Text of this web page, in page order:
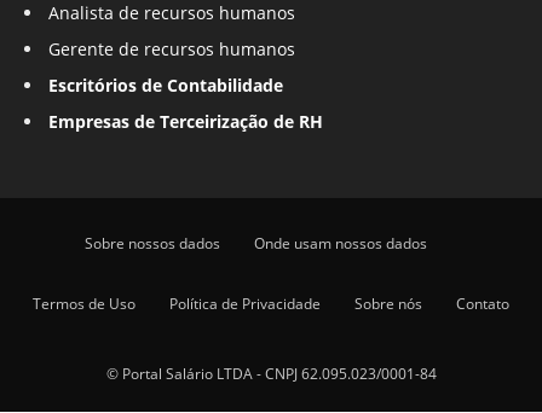
Analista de recursos humanos
Gerente de recursos humanos
Escritórios de Contabilidade
Empresas de Terceirização de RH
Sobre nossos dados Onde usam nossos dados
Termos de Uso Política de Privacidade Sobre nós Contato
© Portal Salário LTDA - CNPJ 62.095.023/0001-84